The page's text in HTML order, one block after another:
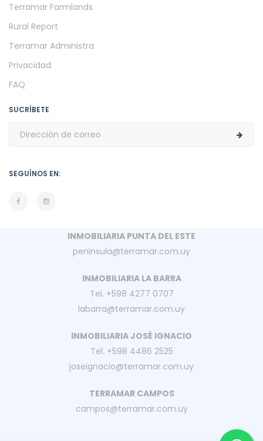
Terramar Farmlands
Rural Report
Terramar Administra
Privacidad
FAQ
SUCRÍBETE
SEGUÍNOS EN:
INMOBILIARIA PUNTA DEL ESTE
peninsula@terramar.com.uy
INMOBILIARIA LA BARRA
Tel. +598 4277 0707
labarra@terramar.com.uy
INMOBILIARIA JOSÉ IGNACIO
Tel. +598 4486 2525
joseignacio@terramar.com.uy
TERRAMAR CAMPOS
campos@terramar.com.uy